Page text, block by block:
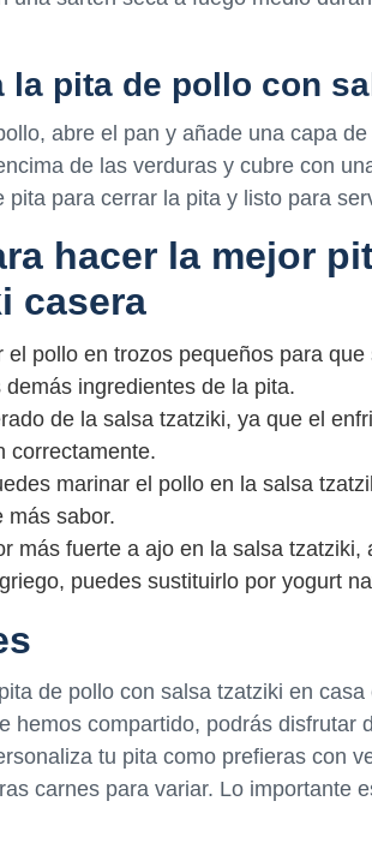
la pita de pollo con
abre el pan y añade una capa
de las verduras y cubre con
pita para cerrar la pita y listo para
hacer la mejor
casera
el pollo en trozos pequeños para
ingredientes de la pita.
de la salsa tzatziki, ya que el
correctamente.
marinar el pollo en la salsa
más sabor.
más fuerte a ajo en la salsa tzatziki,
puedes sustituirlo por yogurt
de pollo con salsa tzatziki en
hemos compartido, podrás disfrutar
tu pita como prefieras con
carnes para variar. Lo importante